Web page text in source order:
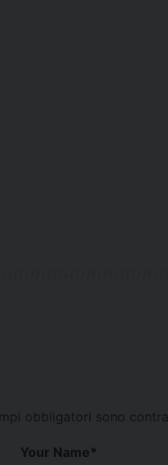
obbligatori sono
Your Name*